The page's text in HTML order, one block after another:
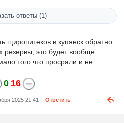
ответы (1)
щиропитеков в купянск обратно
резервы, это будет вообще
того что просрали и не
0 16
2025 21:41 Ответить